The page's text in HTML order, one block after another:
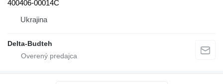
400406-00014C
Ukrajina
Delta-Budteh